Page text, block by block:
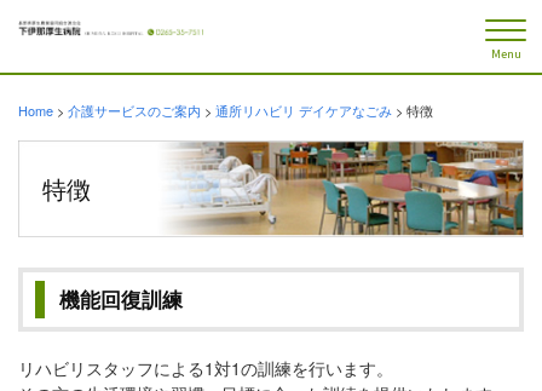
Menu
Home > 介護サービスのご案内 > 通所リハビリ デイケアなごみ > 特徴
特徴
機能回復訓練
リハビリスタッフによる1対1の訓練を行います。